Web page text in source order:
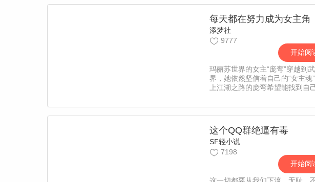
顾清乔迎战古代腹黑美男团！
每天都在努力成为女主角
添梦社
9777
开始阅
玛丽苏世界的女主“庞弯”穿越到
界，她依然坚信着自己的“女主魂
上江湖之路的庞弯希望能找到自
花又杀人如麻，欲杀之而后快的“
女”就是她！
这个QQ群绝逼有毒
SF轻小说
7198
开始阅